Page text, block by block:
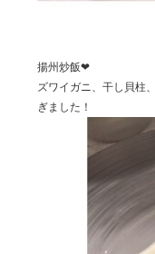
揚州炒飯❤︎
ズワイガニ、干し貝柱
ぎました！